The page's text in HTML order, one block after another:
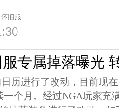
怀旧服
专属掉落曝光
历进行了改动，目前现
一个月。经过NGA玩家充